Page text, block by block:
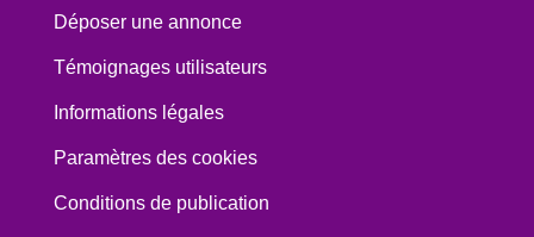
Déposer une annonce
Témoignages utilisateurs
Informations légales
Paramètres des cookies
Conditions de publication